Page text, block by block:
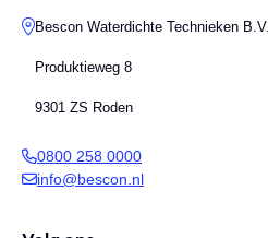
Bescon Waterdichte Technieken B.V.
Produktieweg 8
9301 ZS Roden
0800 258 0000
info@bescon.nl